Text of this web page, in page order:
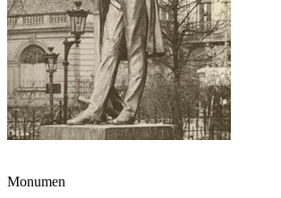
Monumen